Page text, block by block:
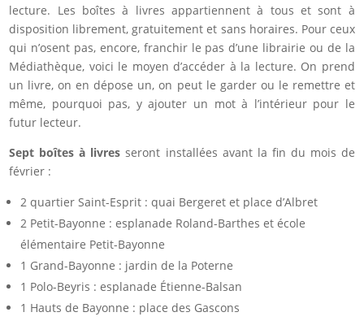
lecture. Les boîtes à livres appartiennent à tous et sont à
disposition librement, gratuitement et sans horaires. Pour ceux
qui n’osent pas, encore, franchir le pas d’une librairie ou de la
Médiathèque, voici le moyen d’accéder à la lecture. On prend
un livre, on en dépose un, on peut le garder ou le remettre et
même, pourquoi pas, y ajouter un mot à l’intérieur pour le
futur lecteur.
Sept boîtes à livres seront installées avant la fin du mois de
février :
2 quartier Saint-Esprit : quai Bergeret et place d’Albret
2 Petit-Bayonne : esplanade Roland-Barthes et école
élémentaire Petit-Bayonne
1 Grand-Bayonne : jardin de la Poterne
1 Polo-Beyris : esplanade Étienne-Balsan
1 Hauts de Bayonne : place des Gascons